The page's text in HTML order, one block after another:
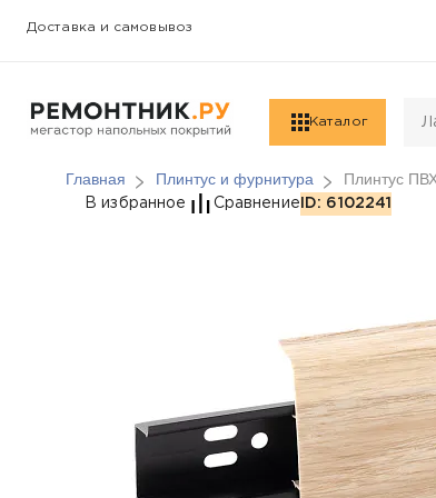
Доставка и самовывоз
Каталог
Главная Плинтус и фурнитура Плинтус
Плинтус ПВХ
В избранное Сравнение ID: 6102241